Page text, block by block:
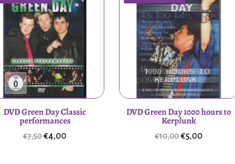
DVD Green Day Classic
performances
€7,50Oorspronkelijke
€4,00
DVD Green Day 1000 hours to
Kerplunk
€10,00Oorspronkelijke
€5,00